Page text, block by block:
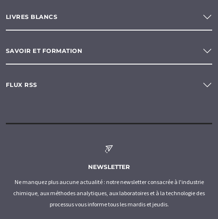
LIVRES BLANCS
SAVOIR ET FORMATION
FLUX RSS
NEWSLETTER
Ne manquez plus aucune actualité : notre newsletter consacrée à l'industrie
chimique, aux méthodes analytiques, aux laboratoires et à la technologie des
processus vous informe tous les mardis et jeudis.